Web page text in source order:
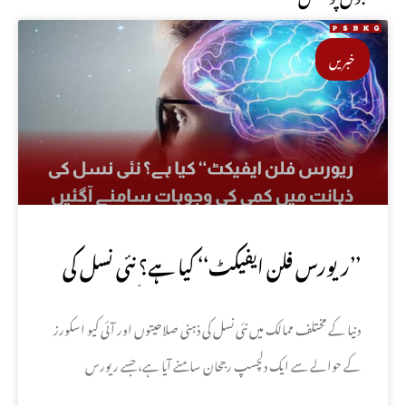
خبریں
’’ریورس فلن ایفیکٹ‘‘ کیا ہے؟ نئی نسل کی
ذہانت میں کمی کی وجوہات سامنے آگئیں
دنیا کے مختلف ممالک میں نئی نسل کی ذہنی صلاحیتوں اور آئی کیو اسکورز
کے حوالے سے ایک دلچسپ رجحان سامنے آیا ہے، جسے ریورس